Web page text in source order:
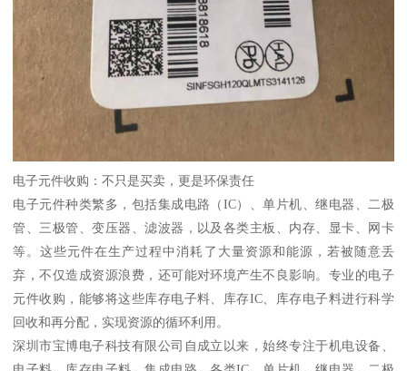
电子元件收购：不只是买卖，更是环保责任
电子元件种类繁多，包括集成电路（IC）、单片机、继电器、二极
管、三极管、变压器、滤波器，以及各类主板、内存、显卡、网卡
等。这些元件在生产过程中消耗了大量资源和能源，若被随意丢
弃，不仅造成资源浪费，还可能对环境产生不良影响。专业的电子
元件收购，能够将这些库存电子料、库存IC、库存电子料进行科学
回收和再分配，实现资源的循环利用。
深圳市宝博电子科技有限公司自成立以来，始终专注于机电设备、